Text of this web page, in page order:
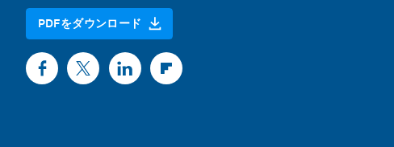
PDFをダウンロード